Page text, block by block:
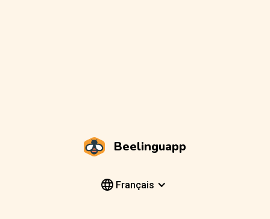
Beelinguapp
Français